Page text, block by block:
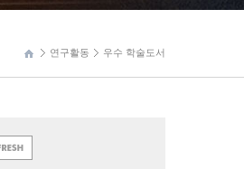
연구활동 우수 학술도서